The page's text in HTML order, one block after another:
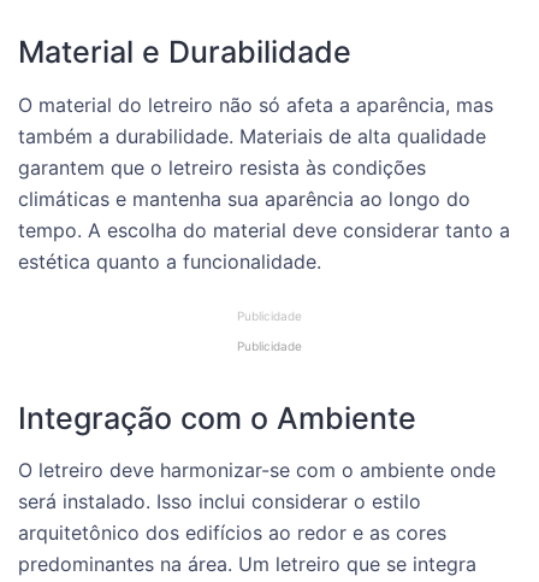
Material e Durabilidade
O material do letreiro não só afeta a aparência, mas
também a durabilidade. Materiais de alta qualidade
garantem que o letreiro resista às condições
climáticas e mantenha sua aparência ao longo do
tempo. A escolha do material deve considerar tanto a
estética quanto a funcionalidade.
Integração com o Ambiente
O letreiro deve harmonizar-se com o ambiente onde
será instalado. Isso inclui considerar o estilo
arquitetônico dos edifícios ao redor e as cores
predominantes na área. Um letreiro que se integra